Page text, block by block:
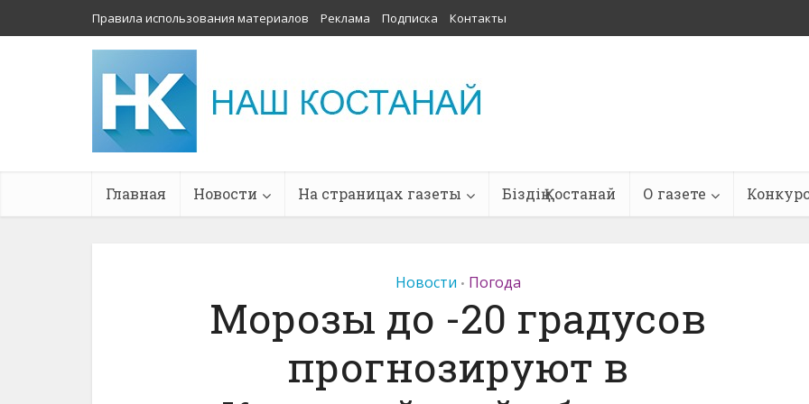
Правила использования материалов Реклама Подписка Контакты
Главная Новости На страницах газеты Біздің Қостанай О газете
Новости • Погода
Морозы до -20 градусов
прогнозируют в